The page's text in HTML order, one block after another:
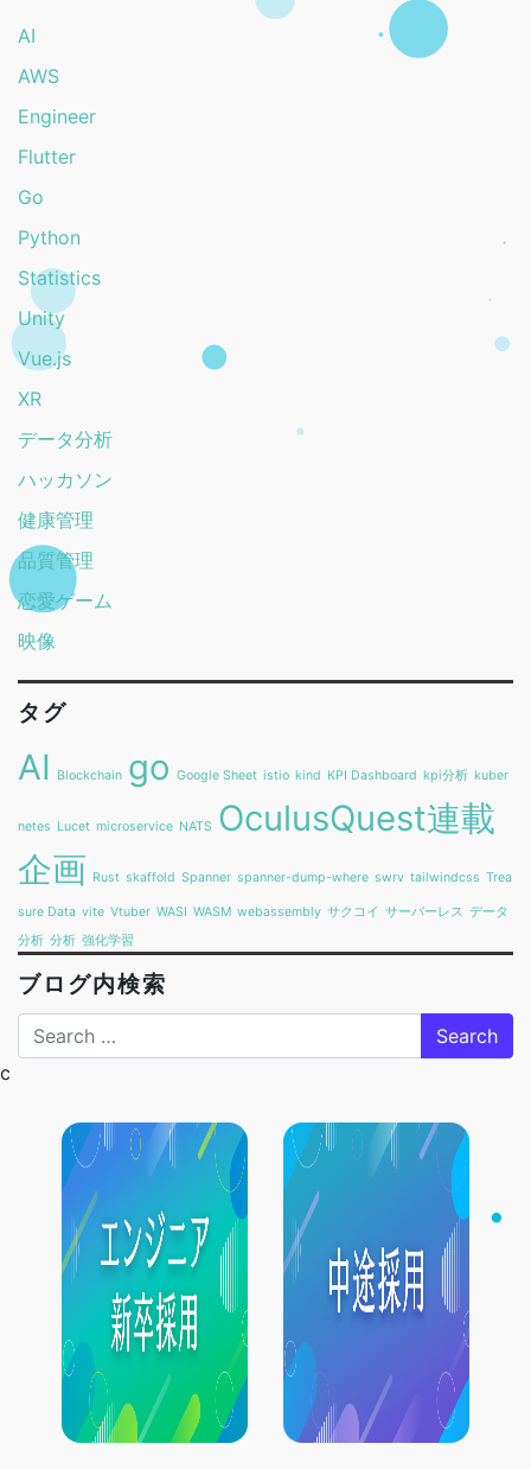
AI
AWS
Engineer
Flutter
Go
Python
Statistics
Unity
Vue.js
XR
データ分析
ハッカソン
健康管理
品質管理
恋愛ゲーム
映像
タグ
AI Blockchain go Google Sheet istio kind KPI Dashboard kpi分析 kuber
netes Lucet microservice NATS OculusQuest連載
企画 Rust skaffold Spanner spanner-dump-where swrv tailwindcss Trea
sure Data vite Vtuber WASI WASM webassembly サクコイ サーバーレス データ
分析 分析 強化学習
ブログ内検索
Search
c